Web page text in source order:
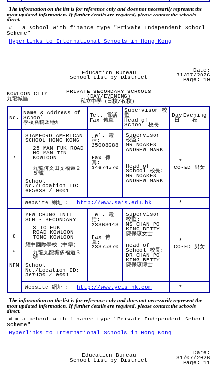
The information on the list is for reference only and does not necessarily represent the
most updated information. If further details are required, please contact the schools
direct.
# = a school with finance type "Private Independent School
Scheme"
Hyperlinks to International Schools in Hong Kong
Education Bureau
School List by District
Date:
31/07/2026
Page: 10
KOWLOON CITY
九龍城區
PRIVATE SECONDARY SCHOOLS
(DAY/EVENING)
私立中學（日校/夜校）
No.
Name & Address of
School
學校名稱及地址
Tel. 電話
Fax 傳真
Supervisor 校
監
Head of
School 校長
Day
日
Evening
夜
7
STAMFORD AMERICAN
SCHOOL HONG KONG
25 MAN FUK ROAD
HO MAN TIN
KOWLOON
九龍何文田文福道２
５號
School
No./Location ID:
605638 / 0001
Tel. 電
話:
25008688
Fax 傳
真:
34674570
Supervisor
校監:
MR NOAKES
ANDREW MARK
Head of
School 校長:
MR NOAKES
ANDREW MARK
*
CO-ED 男女
Website 網址 : http://www.sais.edu.hk *
8
#
NPM
YEW CHUNG INTL
SCH - SECONDARY
3 TO FUK
ROAD KOWLOON
TONG KOWLOON
耀中國際學校（中學）
九龍九龍塘多福道３
號
School
No./Location ID:
567450 / 0001
Tel. 電
話:
23363443
Fax 傳
真:
23375370
Supervisor
校監:
MS CHAN PO
KING BETTY
陳保琼女士
Head of
School 校長:
DR CHAN PO
KING BETTY
陳保琼博士
*
CO-ED 男女
Website 網址 : http://www.ycis-hk.com *
The information on the list is for reference only and does not necessarily represent the
most updated information. If further details are required, please contact the schools
direct.
# = a school with finance type "Private Independent School
Scheme"
Hyperlinks to International Schools in Hong Kong
Education Bureau
School List by District
Date:
31/07/2026
Page: 11